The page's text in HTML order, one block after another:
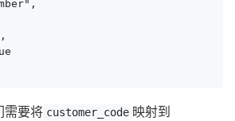
需要将 customer_code 映射到